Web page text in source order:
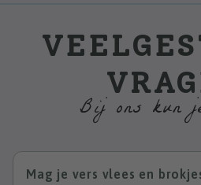
Bij ons kun
Mag je vers vlees en